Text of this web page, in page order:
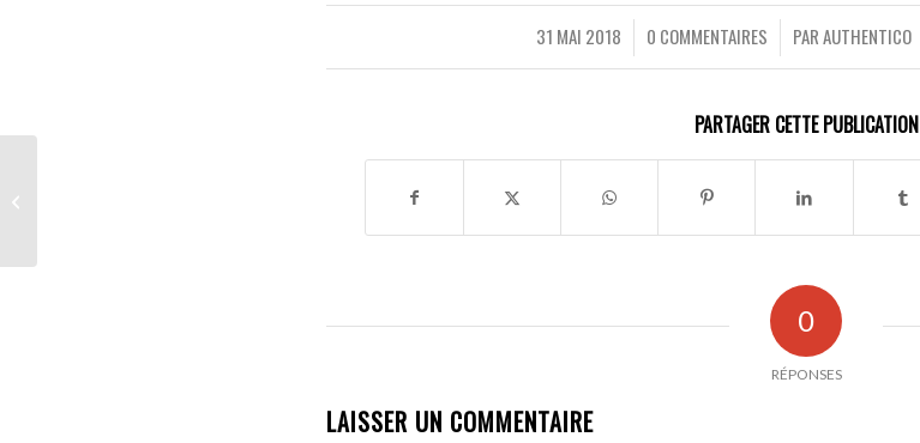
31 MAI 2018
/ 0 COMMENTAIRES
/ PARAUTHENTICO
PARTAGER CETTE PUBLICATION
0
RÉPONSES
LAISSER UN COMMENTAIRE